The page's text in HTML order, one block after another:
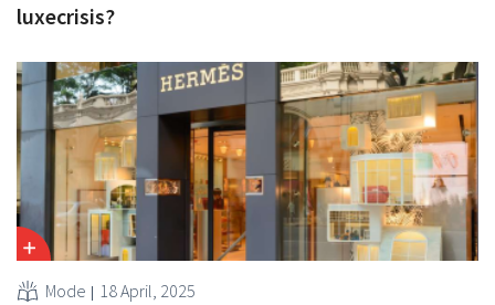
luxecrisis?
Mode 18 April, 2025